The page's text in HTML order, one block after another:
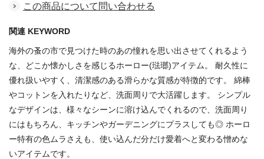
この商品について問い合わせる
関連 KEYWORD
海外の蚤の市で見つけた時のあの憧れを思い出させてくれるよう
な、どこか懐かしさを感じるホーロー(琺瑯)アイテム。 耐久性に
優れ扱いやすく、清潔感のある滑らかな質感が特徴的です。 綿棒
やコットンを入れたりなど、洗面周りで大活躍します。 シンプル
なデザインは、様々なシーンに溶け込んでくれるので、洗面周り
にはもちろん、キッチンやガーデニングにプラスしても◎ ホーロ
ー特有の色ムラさえも、使い込んだ分だけ愛着へと変わる憎めな
いアイテムです。